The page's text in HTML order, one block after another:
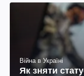
Війна в Україні
Як зняти